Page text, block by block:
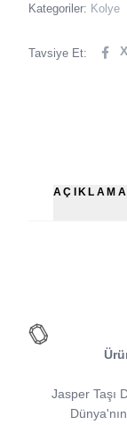
Kategoriler: Kolye
Tavsiye Et: X
AÇIKLAMA
Jasper Taşı